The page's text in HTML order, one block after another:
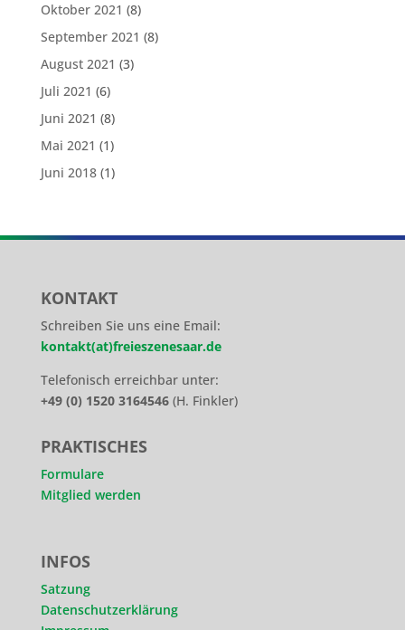
Oktober 2021 (8)
September 2021 (8)
August 2021 (3)
Juli 2021 (6)
Juni 2021 (8)
Mai 2021 (1)
Juni 2018(1)
KONTAKT
Schreiben Sie uns eine Email:
kontakt(at)freieszenesaar.de
Telefonisch erreichbar unter:
+49 (0) 1520 3164546(H. Finkler)
PRAKTISCHES
Formulare
Mitglied werden
INFOS
Satzung
Datenschutzerklärung